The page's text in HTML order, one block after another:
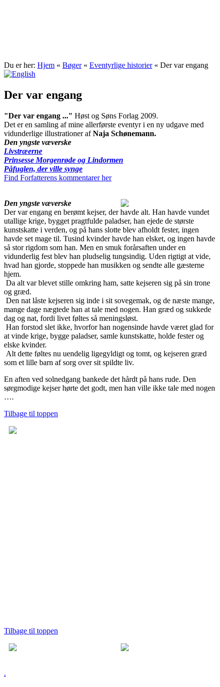
Du er her: Hjem « Bøger « Eventyrlige historier « Der var engang
Der var engang
"Der var engang ..." Høst og Søns Forlag 2009.
Det er en samling af mine allerførste eventyr i en ny udgave med
vidunderlige illustrationer afNaja Schønemann.
Den yngste væverske
Livstræerne
Prinsesse Morgenrøde og Lindormen
Påfuglen, der ville synge
Find Forfatterens kommentarer her
Den yngste væverske
Der var engang en berømt kejser, der havde alt. Han havde vundet
utallige krige, bygget pragtfulde paladser, han ejede de største
kunstskatte i verden, og på hans slotte blev afholdt fester, ingen
havde set mage til. Tusind kvinder havde han elsket, og ingen havde
så stor rigdom som han. Men en smuk forårsaften under en
vidunderlig fest blev han pludselig tungsindig. Uden rigtigt at vide,
hvad han gjorde, stoppede han musikken og sendte alle gæsterne
hjem.
Da alt var blevet stille omkring ham, satte kejseren sig på sin trone
og græd.
Den nat låste kejseren sig inde i sit sovegemak, og de næste mange,
mange dage nægtede han at tale med nogen. Han græd og sukkede
dag og nat, fordi livet føltes så meningsløst.
Han forstod slet ikke, hvorfor han nogensinde havde været glad for
at vinde krige, bygge paladser, samle kunstskatte, holde fester og
elske kvinder.
Alt dette føltes nu uendelig ligegyldigt og tomt, og kejseren græd
som et lille barn af sorg over sit spildte liv.
En aften ved solnedgang bankede det hårdt på hans rude. Den
sørgmodige kejser hørte det godt, men han ville ikke tale med nogen
….
Tilbage til toppen
Tilbage til toppen
.